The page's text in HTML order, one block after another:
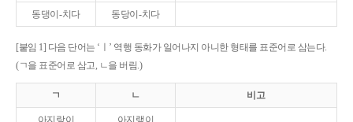
동댕이-치다 동당이-치다
[붙임 1] 다음 단어는 ‘ㅣ’ 역행 동화가 일어나지 아니한 형태를 표준어로 삼는다.
(ㄱ을 표준어로 삼고, ㄴ을 버림.)
ㄱ ㄴ 비고
아지랑이 아지랭이